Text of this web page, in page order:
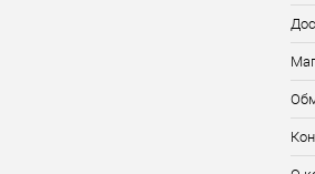
красителя входит высокая
содержанию витамина С достигается
насыщенный цвет, а также
ароматом и однородной